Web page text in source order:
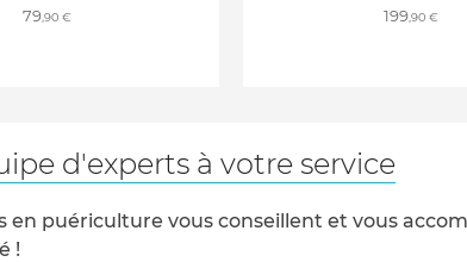
79,90 €
199,90 €
d'experts à votre service
en puériculture vous conseillent et vous
!